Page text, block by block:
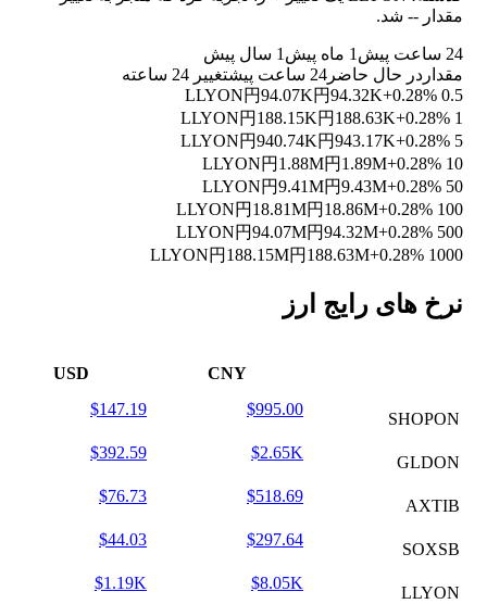
مقدار -- شد.
24 ساعت پیش 1 ماه پیش
1 سال پیش
مقدار در حال حاضر 24 ساعت پیش
تغییر 24 ساعته
0.5 LLYON
円94.07K円94.32K+0.28%
1 LLYON
円188.15K円188.63K+0.28%
5 LLYON
円940.74K円943.17K+0.28%
10 LLYON
円1.88M円1.89M+0.28%
50 LLYON
円9.41M円9.43M+0.28%
100 LLYON
円18.81M円18.86M+0.28%
500 LLYON
円94.07M円94.32M+0.28%
1000 LLYON
円188.15M円188.63M+0.28%
نرخ های رایج ارز
CNY
USD
SHOPON
$995.00
$147.19
GLDON
$2.65K
$392.59
AXTIB
$518.69
$76.73
SOXSB
$297.64
$44.03
LLYON
$8.05K
$1.19K